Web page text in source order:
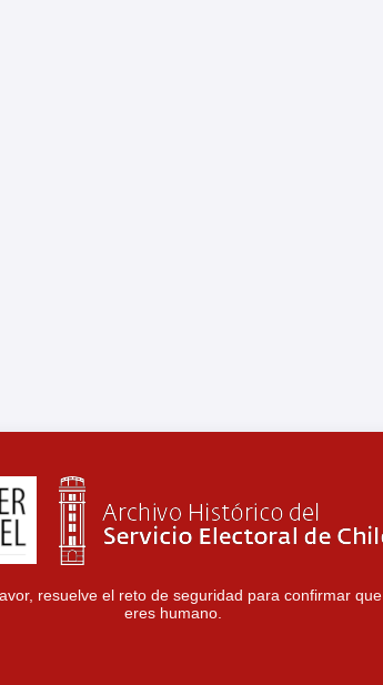
resuelve el reto de seguridad para confirmar que
eres humano.